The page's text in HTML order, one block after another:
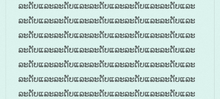
ລະດັບແລະລະດັບແລະລະດັບແລະລະດັບແລະລະດັບແລະ
ລະດັບແລະລະດັບແລະລະດັບແລະລະດັບແລະລະດັບແລະ
ລະດັບແລະລະດັບແລະລະດັບແລະລະດັບແລະລະດັບແລະ
ລະດັບແລະລະດັບແລະລະດັບແລະລະດັບແລະລະດັບແລະ
ລະດັບແລະລະດັບແລະລະດັບແລະລະດັບແລະລະດັບແລະ
ລະດັບແລະລະດັບແລະລະດັບແລະລະດັບແລະລະດັບແລະ
ລະດັບແລະລະດັບແລະລະດັບແລະລະດັບແລະລະດັບແລະ